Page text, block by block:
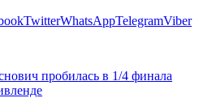
TwitterWhatsAppTelegramViber
пробилась в 1/4 финала